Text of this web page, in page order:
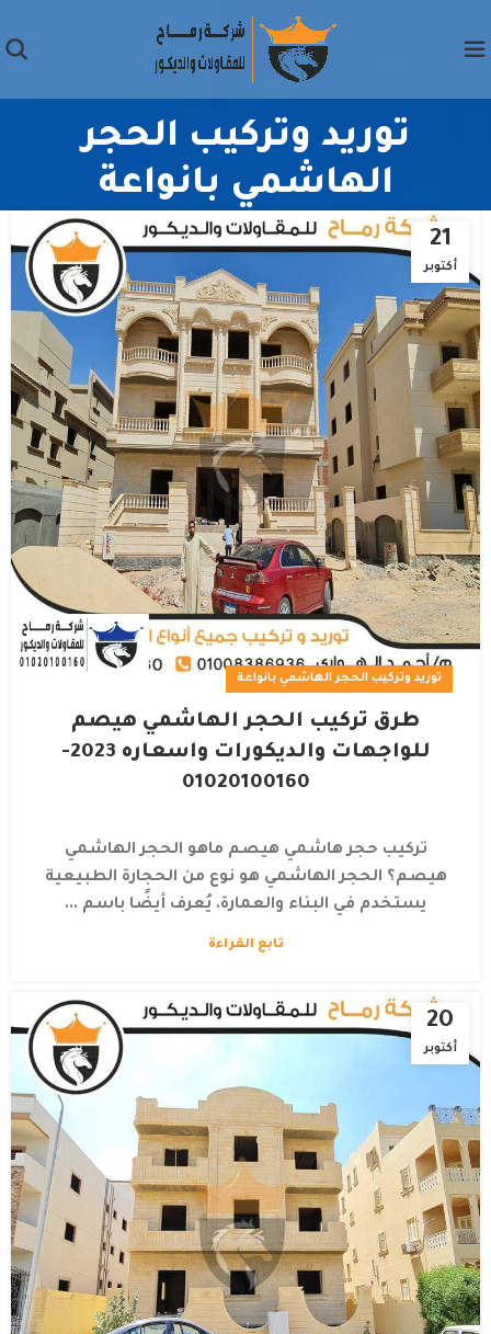
توريد وتركيب الحجر
الهاشمي بانواعة
21
أكتوبر
توريد وتركيب الحجر الهاشمي بانواعة
طرق تركيب الحجر الهاشمي هيصم
للواجهات والديكورات واسعاره 2023-
01020100160
تركيب حجر هاشمي هيصم ماهو الحجر الهاشمي
هيصم؟ الحجر الهاشمي هو نوع من الحجارة الطبيعية
يستخدم في البناء والعمارة. يُعرف أيضًا باسم ...
تابع القراءة
20
أكتوبر